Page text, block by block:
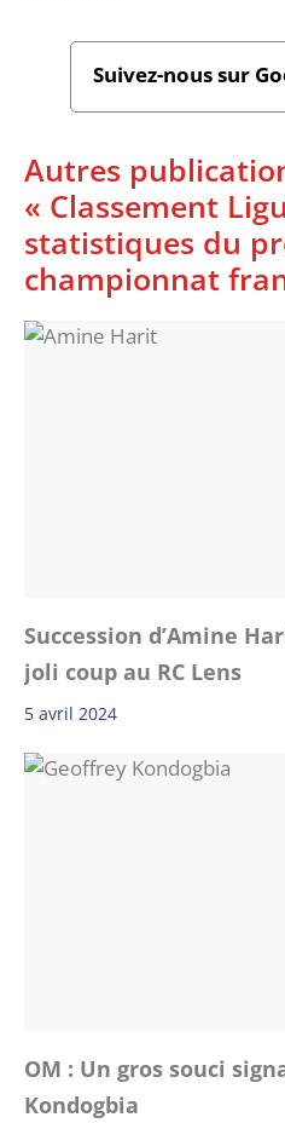
Suivez-nous sur
Autres
« Classement
statistiques du
championnat
Succession d’Amine
joli coup au RC Lens
5 avril 2024
OM : Un gros souci
Kondogbia